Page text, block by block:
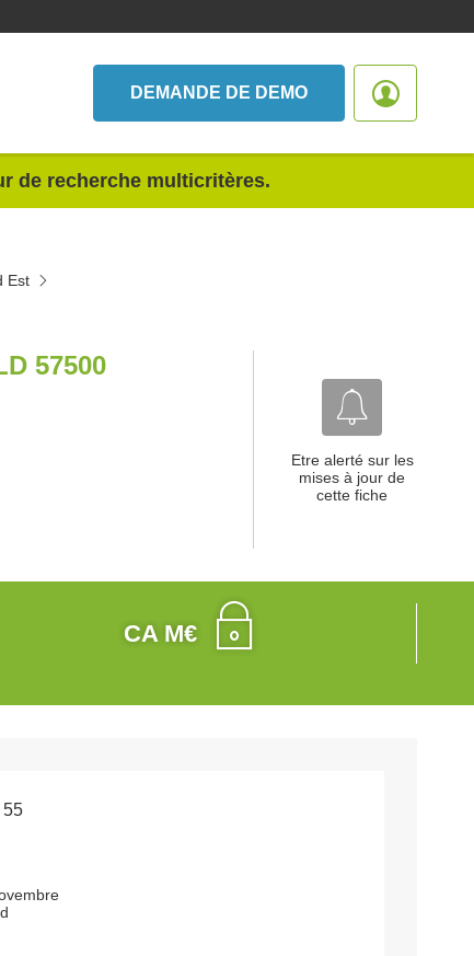
DEMANDE DE DEMO
de recherche multicritères.
Est
57500
Etre alerté sur les
mises à jour de
cette fiche
CA M€
55